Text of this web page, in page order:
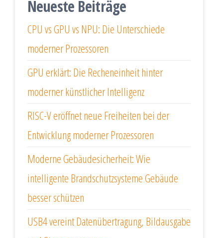
Neueste Beiträge
CPU vs GPU vs NPU: Die Unterschiede
moderner Prozessoren
GPU erklärt: Die Recheneinheit hinter
moderner künstlicher Intelligenz
RISC-V eröffnet neue Freiheiten bei der
Entwicklung moderner Prozessoren
Moderne Gebäudesicherheit: Wie
intelligente Brandschutzsysteme Gebäude
besser schützen
USB4 vereint Datenübertragung, Bildausgabe